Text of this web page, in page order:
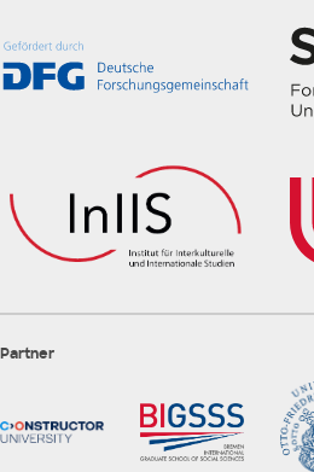
Partner